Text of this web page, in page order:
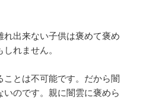
出来ない子供は褒めて褒め
れません。
とは不可能です。だから闇
のです。親に闇雲に褒めら